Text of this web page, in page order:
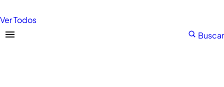
Ver Todos
Buscar